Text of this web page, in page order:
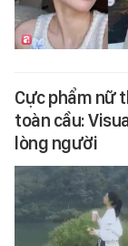
Cực phẩm nữ
toàn cầu:
lòng người